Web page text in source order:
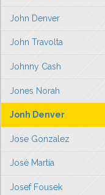
John Denver
John Travolta
Johnny Cash
Jones Norah
Jonh Denver
Jose Gonzalez
José Martía
Josef Fousek